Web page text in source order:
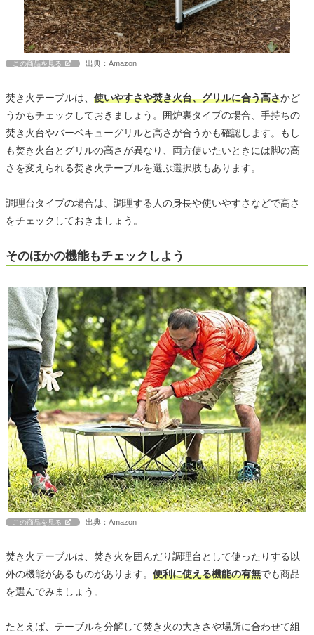
この商品を見る 出典：Amazon
焚き火テーブルは、 使いやすさや焚き火台、グリルに合う高さかど
うかもチェックしておきましょう。囲炉裏タイプの場合、手持ちの
焚き火台やバーベキューグリルと高さが合うかも確認します。もし
も焚き火台とグリルの高さが異なり、両方使いたいときには脚の高
さを変えられる焚き火テーブルを選ぶ選択肢もあります。
調理台タイプの場合は、調理する人の身長や使いやすさなどで高さ
をチェックしておきましょう。
そのほかの機能もチェックしよう
この商品を見る 出典：Amazon
焚き火テーブルは、焚き火を囲んだり調理台として使ったりする以
外の機能があるものがあります。 便利に使える機能の有無でも商品
を選んでみましょう。
たとえば、テーブルを分解して焚き火の大きさや場所に合わせて組